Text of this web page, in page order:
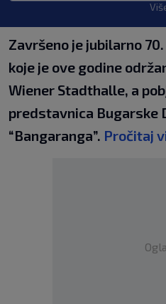
Završeno je jubilarno
koje je ove godine
Wiener Stadthalle, a
predstavnica Bugarske
“Bangaranga”. Pročitaj